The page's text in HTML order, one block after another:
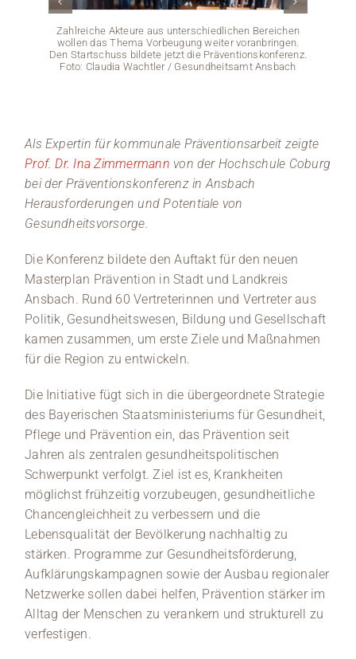
Veranstaltungen
Zahlreiche Akteure aus unterschiedlichen Bereichen
wollen das Thema Vorbeugung weiter voranbringen.
Den Startschuss bildete jetzt die Präventionskonferenz.
Foto: Claudia Wachtler / Gesundheitsamt Ansbach
Als Expertin für kommunale Präventionsarbeit zeigte
Prof. Dr. Ina Zimmermann von der Hochschule Coburg
bei der Präventionskonferenz in Ansbach
Herausforderungen und Potentiale von
Gesundheitsvorsorge.
Die Konferenz bildete den Auftakt für den neuen
Masterplan Prävention in Stadt und Landkreis
Ansbach. Rund 60 Vertreterinnen und Vertreter aus
Politik, Gesundheitswesen, Bildung und Gesellschaft
kamen zusammen, um erste Ziele und Maßnahmen
für die Region zu entwickeln.
Die Initiative fügt sich in die übergeordnete Strategie
des Bayerischen Staatsministeriums für Gesundheit,
Pflege und Prävention ein, das Prävention seit
Jahren als zentralen gesundheitspolitischen
Schwerpunkt verfolgt. Ziel ist es, Krankheiten
möglichst frühzeitig vorzubeugen, gesundheitliche
Chancengleichheit zu verbessern und die
Lebensqualität der Bevölkerung nachhaltig zu
stärken. Programme zur Gesundheitsförderung,
Aufklärungskampagnen sowie der Ausbau regionaler
Netzwerke sollen dabei helfen, Prävention stärker im
Alltag der Menschen zu verankern und strukturell zu
verfestigen.